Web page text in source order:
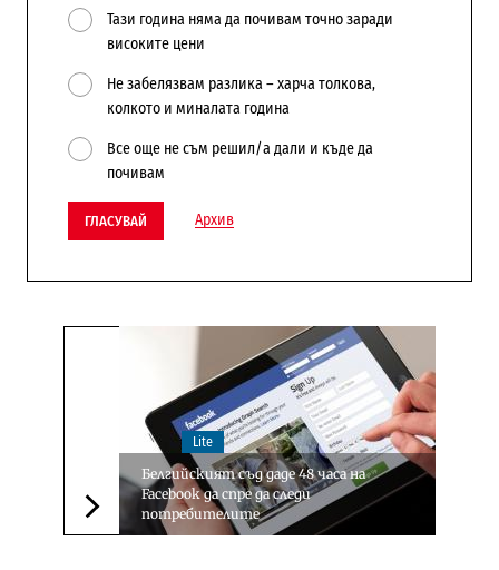
Тази година няма да почивам точно заради
високите цени
Не забелязвам разлика – харча толкова,
колкото и миналата година
Все още не съм решил/а дали и къде да
почивам
ГЛАСУВАЙ Архив
Следваща новина
Lite
Белгийският съд даде 48 часа на
Facebook да спре да следи
потребителите